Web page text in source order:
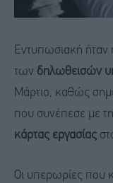
Εντυπωσιακή ήταν
των δηλωθεισών
Μάρτιο, καθώς
που συνέπεσε με
κάρτας εργασίας
Οι υπερωρίες που